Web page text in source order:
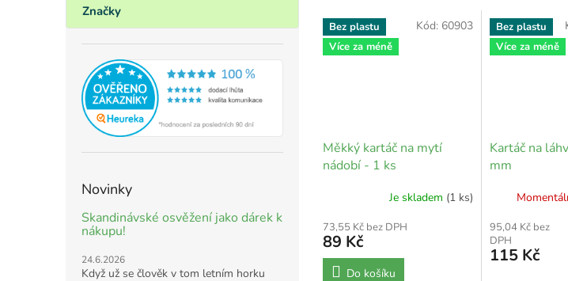
Značky
Novinky
Skandinávské osvěžení jako dárek k
nákupu!
24.6.2026
Když už se člověk v tom letním horku
Bez plastu
Více za méně
Měkký kartáč na mytí
nádobí - 1 ks
Je skladem (1 ks)
73,55 Kč bez DPH
89 Kč
Do košíku
Kód: 60903
Bez plastu
Více za méně
Kartáč na
mm
95,04 Kč bez
DPH
115 Kč